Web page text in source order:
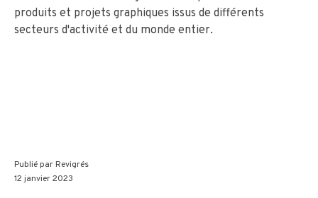
produits et projets graphiques issus de différents
secteurs d'activité et du monde entier.
Publié parRevigrés
12 janvier 2023